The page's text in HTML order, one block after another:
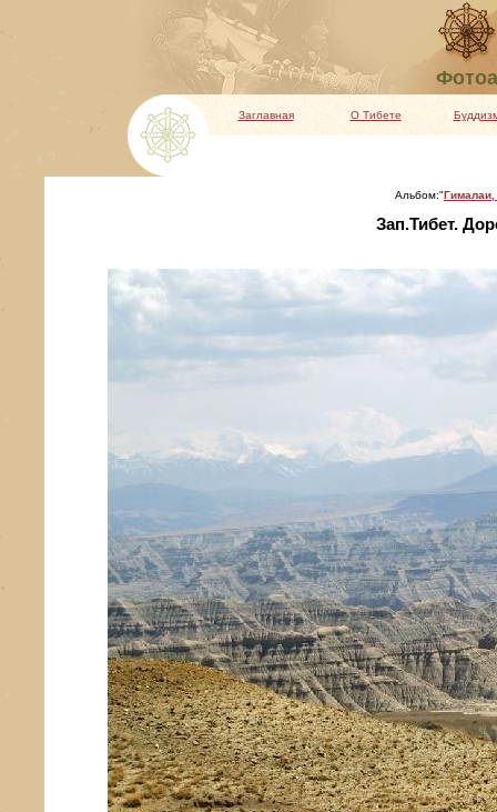
Заглавная О Тибете
Альбом:"Гималаи,
Зап.Тибет.